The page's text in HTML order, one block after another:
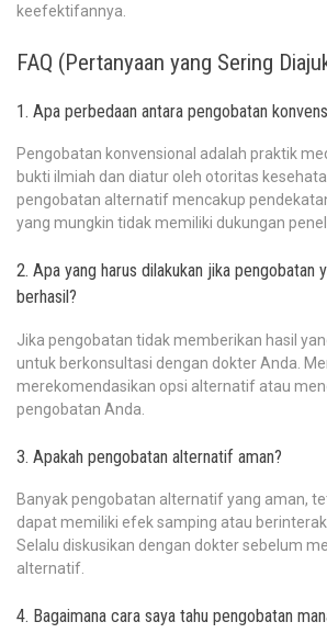
keefektifannya.
FAQ (Pertanyaan yang Sering
1. Apa perbedaan antara pengobatan
Pengobatan konvensional adalah praktik
bukti ilmiah dan diatur oleh otoritas
pengobatan alternatif mencakup
yang mungkin tidak memiliki dukungan
2. Apa yang harus dilakukan jika pengobatan
berhasil?
Jika pengobatan tidak memberikan hasil
untuk berkonsultasi dengan dokter Anda.
merekomendasikan opsi alternatif atau
pengobatan Anda.
3. Apakah pengobatan alternatif aman?
Banyak pengobatan alternatif yang aman,
dapat memiliki efek samping atau
Selalu diskusikan dengan dokter sebelum
alternatif.
4. Bagaimana cara saya tahu pengobatan